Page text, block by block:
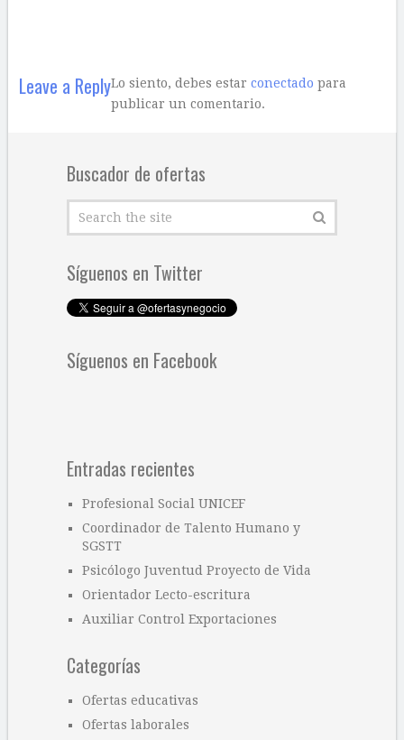
Leave a ReplyLo siento, debes estar conectado para
publicar un comentario.
Buscador de ofertas
Síguenos en Twitter
Síguenos en Facebook
Entradas recientes
Profesional Social UNICEF
Coordinador de Talento Humano y
SGSTT
Psicólogo Juventud Proyecto de Vida
Orientador Lecto-escritura
Auxiliar Control Exportaciones
Categorías
Ofertas educativas
Ofertas laborales